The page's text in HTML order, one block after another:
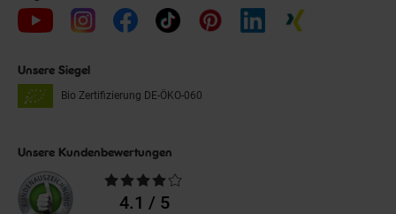
Unsere Siegel
Bio Zertifizierung DE-ÖKO-060
Unsere Kundenbewertungen
Durchschnittliche
Bewertungen4.1 / 5